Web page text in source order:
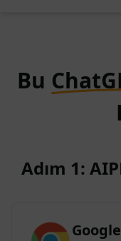
Bu
Adım 1: